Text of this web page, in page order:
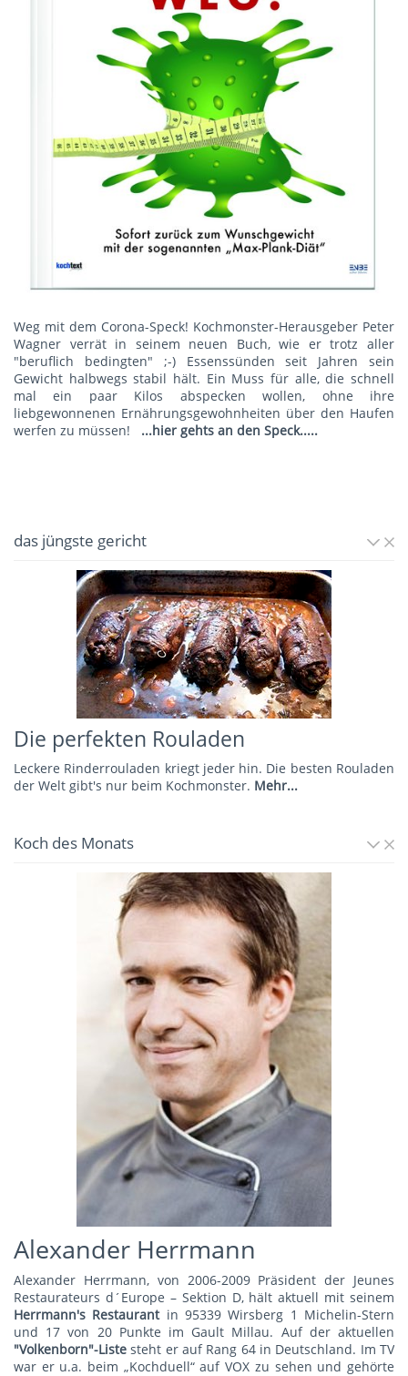
Weg mit dem Corona-Speck! Kochmonster-Herausgeber Peter
Wagner verrät in seinem neuen Buch, wie er trotz aller
"beruflich bedingten" ;-) Essenssünden seit Jahren sein
Gewicht halbwegs stabil hält. Ein Muss für alle, die schnell
mal ein paar Kilos abspecken wollen, ohne ihre
liebgewonnenen Ernährungsgewohnheiten über den Haufen
werfen zu müssen!
...hier gehts an den Speck.....
das jüngste gericht
Die perfekten Rouladen
Leckere Rinderrouladen kriegt jeder hin. Die besten Rouladen
der Welt gibt's nur beim Kochmonster. Mehr...
Koch des Monats
Alexander Herrmann
Alexander Herrmann, von 2006-2009 Präsident der Jeunes
Restaurateurs d´Europe – Sektion D, hält aktuell mit seinem
Herrmann's Restaurant in 95339 Wirsberg 1 Michelin-Stern
und 17 von 20 Punkte im Gault Millau. Auf der aktuellen
"Volkenborn"-Liste steht er auf Rang 64 in Deutschland. Im TV
war er u.a. beim „Kochduell“ auf VOX zu sehen und gehörte